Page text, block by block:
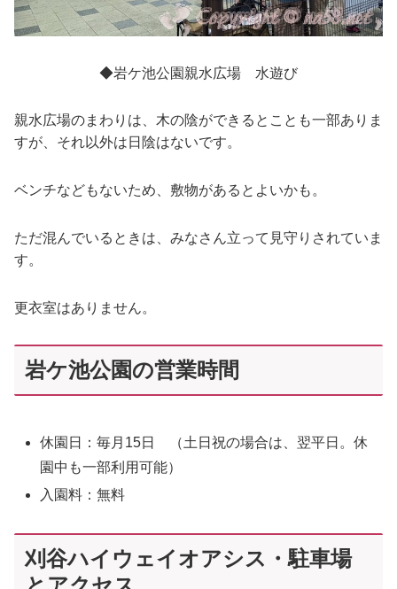
◆岩ケ池公園親水広場 水遊び
親水広場のまわりは、木の陰ができるとことも一部ありま
すが、それ以外は日陰はないです。
ベンチなどもないため、敷物があるとよいかも。
ただ混んでいるときは、みなさん立って見守りされていま
す。
更衣室はありません。
岩ケ池公園の営業時間
休園日：毎月15日 （土日祝の場合は、翌平日。休
園中も一部利用可能）
入園料：無料
刈谷ハイウェイオアシス・駐車場